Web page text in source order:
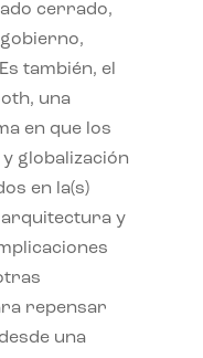
cerrado,
también, el
una
en que los
globalización
en la(s)
arquitectura y
repensar
una